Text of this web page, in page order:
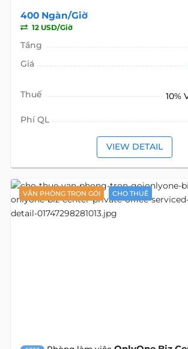
400 Ngàn/Giờ
12 USD/Giờ
Tầng
Giá
Thuế 10%
Phí QL
VIEW DETAIL
VĂN PHÒNG TRỌN GÓI CHO THUÊ